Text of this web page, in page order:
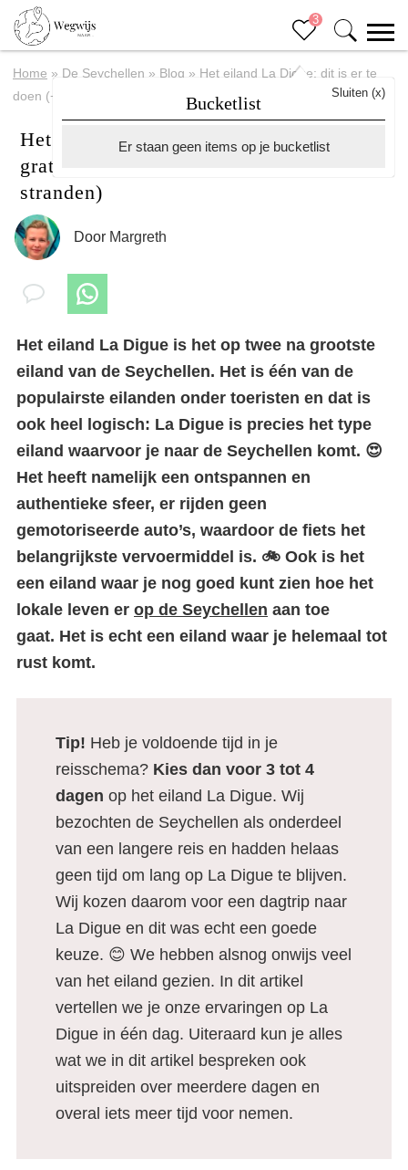
3
Bucketlist
Sluiten (x)
Er staan geen items op je bucketlist
Home » De Seychellen » Blog » Het eiland La Digue: dit is er te
doen (+ gratis fietsroute langs de mooiste stranden)
Het eiland La Digue: dit is er te doen (+
gratis fietsroute langs de mooiste
stranden)
Door Margreth
Het eiland La Digue is het op twee na grootste
eiland van de Seychellen. Het is één van de
populairste eilanden onder toeristen en dat is
ook heel logisch: La Digue is precies het type
eiland waarvoor je naar de Seychellen komt. 😍
Het heeft namelijk een ontspannen en
authentieke sfeer, er rijden geen
gemotoriseerde auto’s, waardoor de fiets het
belangrijkste vervoermiddel is. 🚲 Ook is het
een eiland waar je nog goed kunt zien hoe het
lokale leven er op de Seychellen aan toe
gaat. Het is echt een eiland waar je helemaal tot
rust komt.
Tip! Heb je voldoende tijd in je
reisschema? Kies dan voor 3 tot 4
dagen op het eiland La Digue. Wij
bezochten de Seychellen als onderdeel
van een langere reis en hadden helaas
geen tijd om lang op La Digue te blijven.
Wij kozen daarom voor een dagtrip naar
La Digue en dit was echt een goede
keuze. 😊 We hebben alsnog onwijs veel
van het eiland gezien. In dit artikel
vertellen we je onze ervaringen op La
Digue in één dag. Uiteraard kun je alles
wat we in dit artikel bespreken ook
uitspreiden over meerdere dagen en
overal iets meer tijd voor nemen.